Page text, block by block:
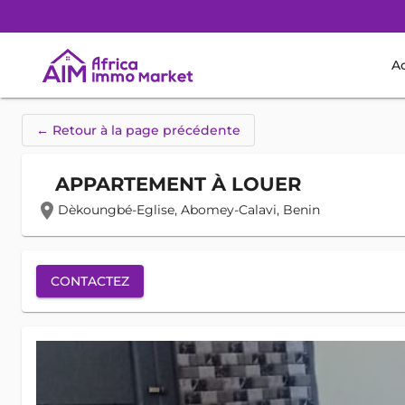
← Retour à la page précédente
APPARTEMENT À LOUER
location_on Dèkoungbé-Eglise, Abomey-Calavi, Benin
CONTACTEZ